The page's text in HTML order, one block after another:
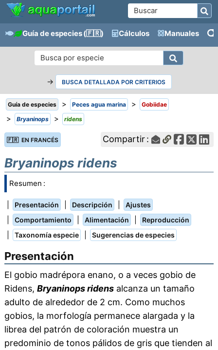
Guía de especies(🇫🇷) Cálculos Manuales
→ BUSCA DETALLADA POR CRITERIOS
Guía de especies > Peces agua marina > Gobiidae
> Bryaninops > ridens
🇫🇷 EN FRANCÉS Compartir :
Bryaninops ridens
Resumen :
Presentación Descripción Ajustes
Comportamiento Alimentación Reproducción
Taxonomía especie Sugerencias de especies
Presentación
El gobio madrépora enano, o a veces gobio de
Ridens, Bryaninops ridensalcanza un tamaño
adulto de alrededor de 2 cm. Como muchos
gobios, la morfología permanece alargada y la
librea del patrón de coloración muestra un
predominio de tonos pálidos de gris que tienden al